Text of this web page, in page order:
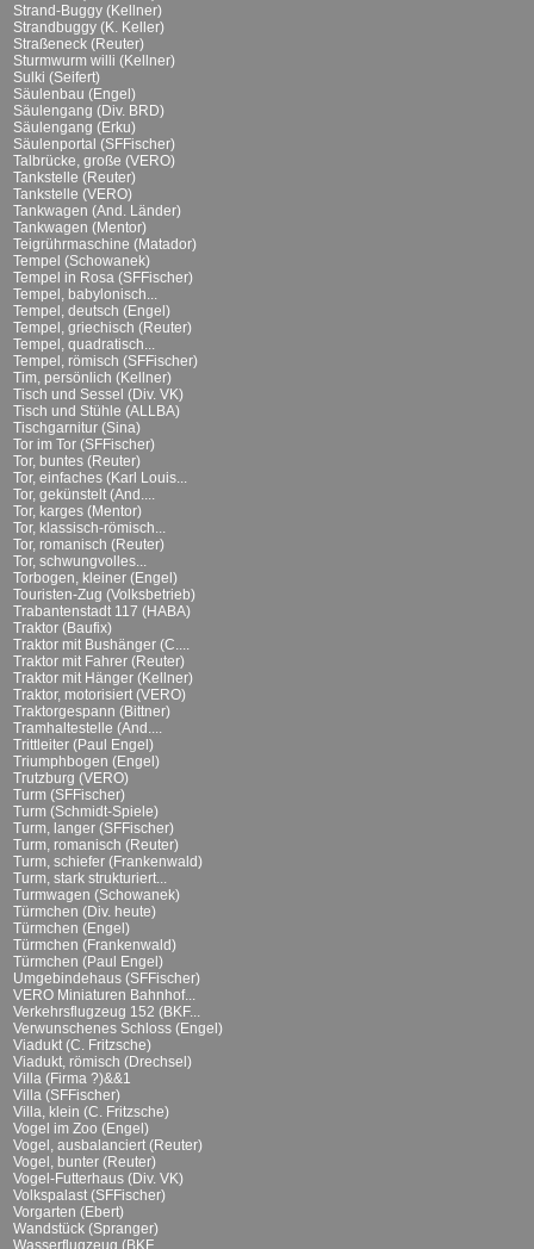
Strand-Buggy (Kellner)
Strandbuggy (K. Keller)
Straßeneck (Reuter)
Sturmwurm willi (Kellner)
Sulki (Seifert)
Säulenbau (Engel)
Säulengang (Div. BRD)
Säulengang (Erku)
Säulenportal (SFFischer)
Talbrücke, große (VERO)
Tankstelle (Reuter)
Tankstelle (VERO)
Tankwagen (And. Länder)
Tankwagen (Mentor)
Teigrührmaschine (Matador)
Tempel (Schowanek)
Tempel in Rosa (SFFischer)
Tempel, babylonisch...
Tempel, deutsch (Engel)
Tempel, griechisch (Reuter)
Tempel, quadratisch...
Tempel, römisch (SFFischer)
Tim, persönlich (Kellner)
Tisch und Sessel (Div. VK)
Tisch und Stühle (ALLBA)
Tischgarnitur (Sina)
Tor im Tor (SFFischer)
Tor, buntes (Reuter)
Tor, einfaches (Karl Louis...
Tor, gekünstelt (And....
Tor, karges (Mentor)
Tor, klassisch-römisch...
Tor, romanisch (Reuter)
Tor, schwungvolles...
Torbogen, kleiner (Engel)
Touristen-Zug (Volksbetrieb)
Trabantenstadt 117 (HABA)
Traktor (Baufix)
Traktor mit Bushänger (C....
Traktor mit Fahrer (Reuter)
Traktor mit Hänger (Kellner)
Traktor, motorisiert (VERO)
Traktorgespann (Bittner)
Tramhaltestelle (And....
Trittleiter (Paul Engel)
Triumphbogen (Engel)
Trutzburg (VERO)
Turm (SFFischer)
Turm (Schmidt-Spiele)
Turm, langer (SFFischer)
Turm, romanisch (Reuter)
Turm, schiefer (Frankenwald)
Turm, stark strukturiert...
Turmwagen (Schowanek)
Türmchen (Div. heute)
Türmchen (Engel)
Türmchen (Frankenwald)
Türmchen (Paul Engel)
Umgebindehaus (SFFischer)
VERO Miniaturen Bahnhof...
Verkehrsflugzeug 152 (BKF...
Verwunschenes Schloss (Engel)
Viadukt (C. Fritzsche)
Viadukt, römisch (Drechsel)
Villa (Firma ?)&&1
Villa (SFFischer)
Villa, klein (C. Fritzsche)
Vogel im Zoo (Engel)
Vogel, ausbalanciert (Reuter)
Vogel, bunter (Reuter)
Vogel-Futterhaus (Div. VK)
Volkspalast (SFFischer)
Vorgarten (Ebert)
Wandstück (Spranger)
Wasserflugzeug (BKF